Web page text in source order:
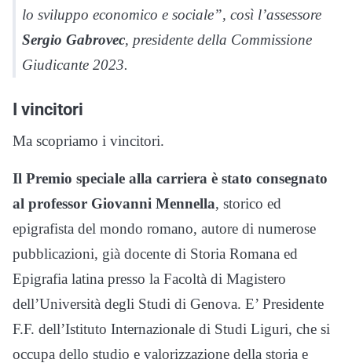
lo sviluppo economico e sociale”, così l’assessore
Sergio Gabrovec, presidente della Commissione
Giudicante 2023.
I vincitori
Ma scopriamo i vincitori.
Il Premio speciale alla carriera è stato consegnato
al professor Giovanni Mennella, storico ed
epigrafista del mondo romano, autore di numerose
pubblicazioni, già docente di Storia Romana ed
Epigrafia latina presso la Facoltà di Magistero
dell’Università degli Studi di Genova. E’ Presidente
F.F. dell’Istituto Internazionale di Studi Liguri, che si
occupa dello studio e valorizzazione della storia e